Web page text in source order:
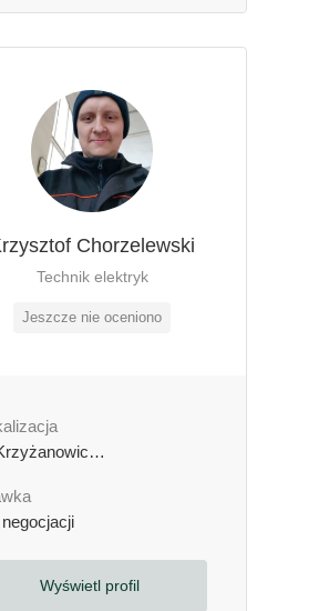
Chorzelewski
Technik elektryk
Jeszcze nie oceniono
Polska
negocjacji
Wyświetl profil